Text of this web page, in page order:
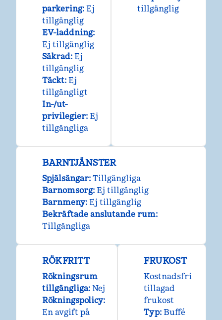
parkering: Ej
tillgänglig
EV-laddning:
Ej tillgänglig
Säkrad: Ej
tillgänglig
Täckt: Ej
tillgängligt
In-/ut-
privilegier: Ej
tillgängliga
tillgänglig
BARNTJÄNSTER
Spjälsängar: Tillgängliga
Barnomsorg: Ej tillgänglig
Barnmeny: Ej tillgänglig
Bekräftade anslutande rum:
Tillgängliga
RÖKFRITT
Rökningsrum
tillgängliga: Nej
Rökningspolicy:
En avgift på
FRUKOST
Kostnadsfri
tillagad
frukost
Typ: Buffé